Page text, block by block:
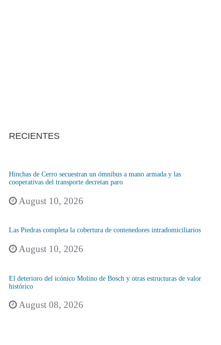
RECIENTES
Hinchas de Cerro secuestran un ómnibus a mano armada y las
cooperativas del transporte decretan paro
August 10, 2026
Las Piedras completa la cobertura de contenedores intradomiciliarios
August 10, 2026
El deterioro del icónico Molino de Bosch y otras estructuras de valor
histórico
August 08, 2026